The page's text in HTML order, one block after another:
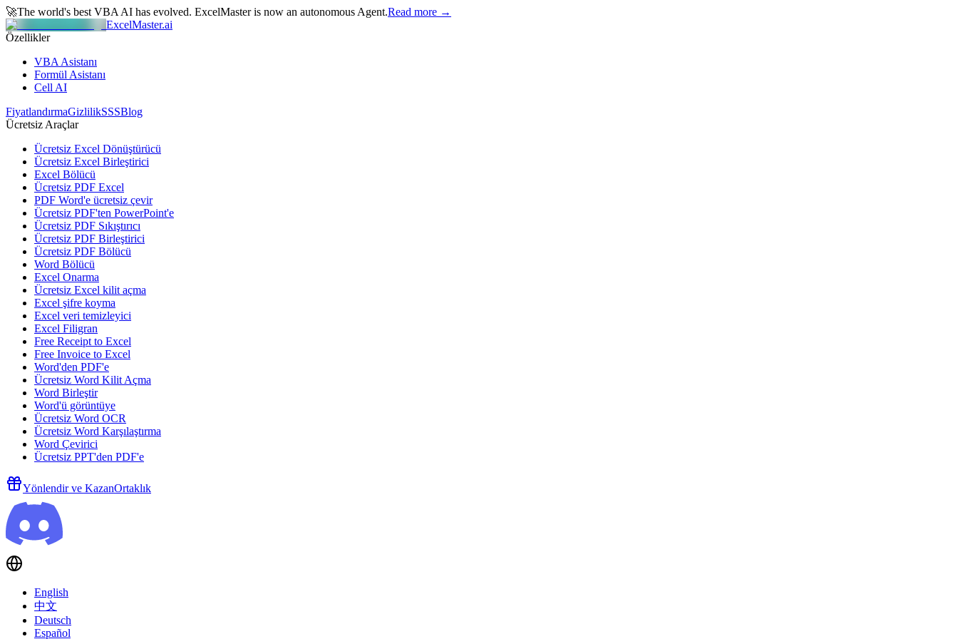
🚀The world's best VBA AI has evolved. ExcelMaster is now an autonomous Agent.Read more →
ExcelMaster.ai
Özellikler
VBA Asistanı
Formül Asistanı
Cell AI
FiyatlandırmaGizlilikSSSBlog
Ücretsiz Araçlar
Ücretsiz Excel Dönüştürücü
Ücretsiz Excel Birleştirici
Excel Bölücü
Ücretsiz PDF Excel
PDF Word'e ücretsiz çevir
Ücretsiz PDF'ten PowerPoint'e
Ücretsiz PDF Sıkıştırıcı
Ücretsiz PDF Birleştirici
Ücretsiz PDF Bölücü
Word Bölücü
Excel Onarma
Ücretsiz Excel kilit açma
Excel şifre koyma
Excel veri temizleyici
Excel Filigran
Free Receipt to Excel
Free Invoice to Excel
Word'den PDF'e
Ücretsiz Word Kilit Açma
Word Birleştir
Word'ü görüntüye
Ücretsiz Word OCR
Ücretsiz Word Karşılaştırma
Word Çevirici
Ücretsiz PPT'den PDF'e
Yönlendir ve KazanOrtaklık
English
中文
Deutsch
Español